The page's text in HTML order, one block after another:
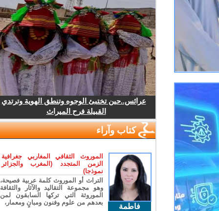
عرائس..حين تختبئ الوجوه وتنطق الهوية وترتدي
القبيلة فرح الميراث
كتاب وآراء
فاطمة
الموروث الثقافي المغاربي جغرافية
الزمن المتجدد (المغرب والجزائر
نموذجا)
التراث أو الموروث كلمة عربية فصيحة،
وهو مجموعة التقاليد والآثار والثقافة
الموروثة التي تركها السابقون لمن
بعدهم من علوم وفنون ومبانٍ ومعمار،